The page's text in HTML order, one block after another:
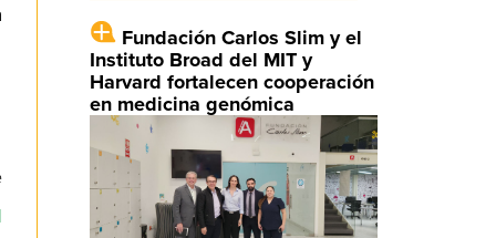
Fundación Carlos Slim y el
Instituto Broad del MIT y
Harvard fortalecen cooperación
en medicina genómica